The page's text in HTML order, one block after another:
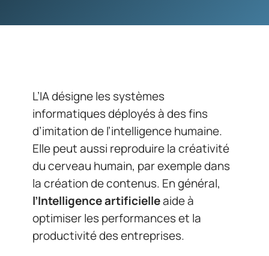
L’IA désigne les systèmes
informatiques déployés à des fins
d’imitation de l’intelligence humaine.
Elle peut aussi reproduire la créativité
du cerveau humain, par exemple dans
la création de contenus. En général,
l’Intelligence artificielleaide à
optimiser les performances et la
productivité des entreprises.